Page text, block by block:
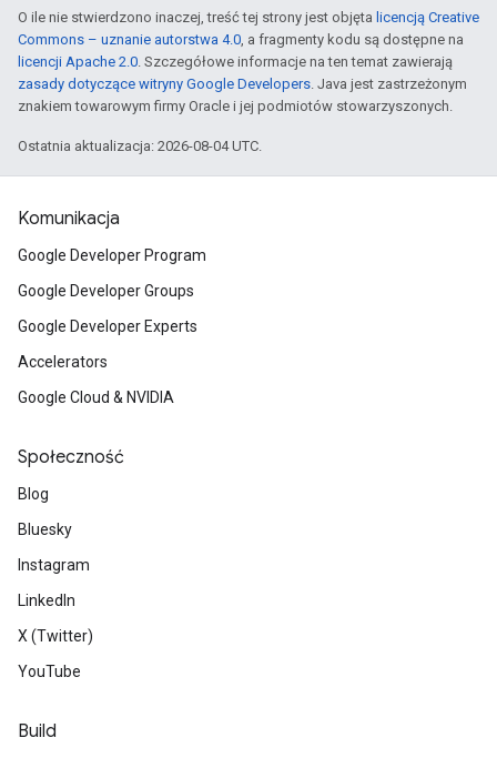
O ile nie stwierdzono inaczej, treść tej strony jest objęta licencją Creative
Commons – uznanie autorstwa 4.0, a fragmenty kodu są dostępne na
licencji Apache 2.0. Szczegółowe informacje na ten temat zawierają
zasady dotyczące witryny Google Developers. Java jest zastrzeżonym
znakiem towarowym firmy Oracle i jej podmiotów stowarzyszonych.
Ostatnia aktualizacja: 2026-08-04 UTC.
Komunikacja
Google Developer Program
Google Developer Groups
Google Developer Experts
Accelerators
Google Cloud & NVIDIA
Społeczność
Blog
Bluesky
Instagram
LinkedIn
X (Twitter)
YouTube
Build